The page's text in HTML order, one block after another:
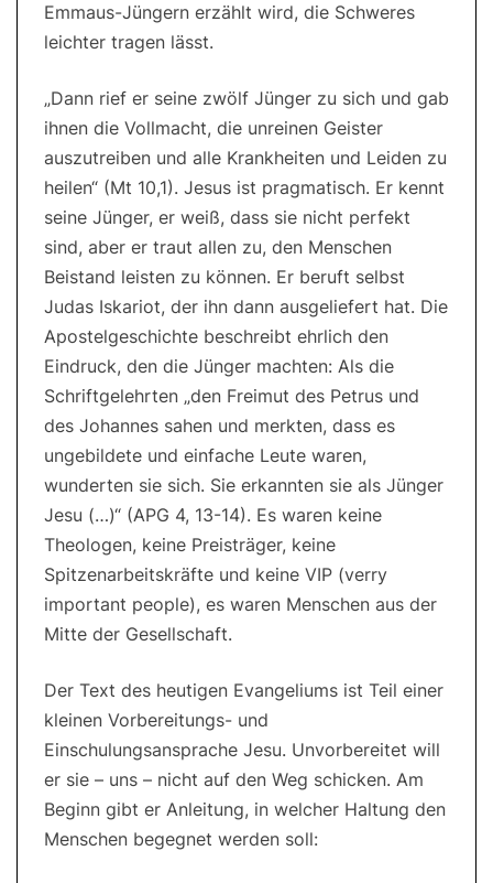
Emmaus-Jüngern erzählt wird, die Schweres
leichter tragen lässt.
„Dann rief er seine zwölf Jünger zu sich und gab
ihnen die Vollmacht, die unreinen Geister
auszutreiben und alle Krankheiten und Leiden zu
heilen“ (Mt 10,1). Jesus ist pragmatisch. Er kennt
seine Jünger, er weiß, dass sie nicht perfekt
sind, aber er traut allen zu, den Menschen
Beistand leisten zu können. Er beruft selbst
Judas Iskariot, der ihn dann ausgeliefert hat. Die
Apostelgeschichte beschreibt ehrlich den
Eindruck, den die Jünger machten: Als die
Schriftgelehrten „den Freimut des Petrus und
des Johannes sahen und merkten, dass es
ungebildete und einfache Leute waren,
wunderten sie sich. Sie erkannten sie als Jünger
Jesu (…)“ (APG 4, 13-14). Es waren keine
Theologen, keine Preisträger, keine
Spitzenarbeitskräfte und keine VIP (verry
important people), es waren Menschen aus der
Mitte der Gesellschaft.
Der Text des heutigen Evangeliums ist Teil einer
kleinen Vorbereitungs- und
Einschulungsansprache Jesu. Unvorbereitet will
er sie – uns – nicht auf den Weg schicken. Am
Beginn gibt er Anleitung, in welcher Haltung den
Menschen begegnet werden soll: